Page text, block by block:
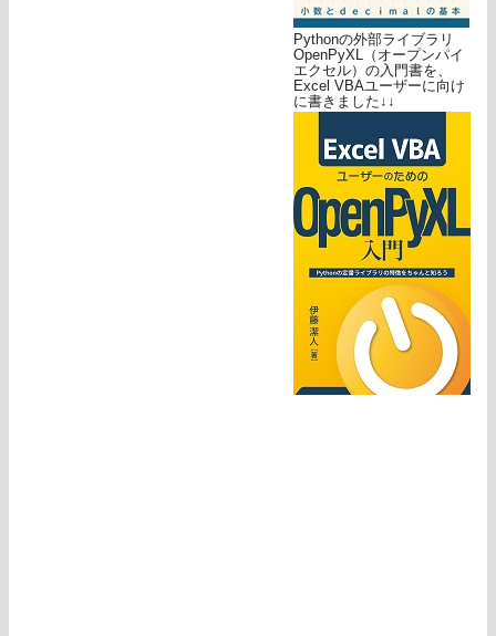
Pythonの外部ライブラリ
OpenPyXL（オープンパイ
エクセル）の入門書を、
Excel VBAユーザーに向け
に書きました↓↓